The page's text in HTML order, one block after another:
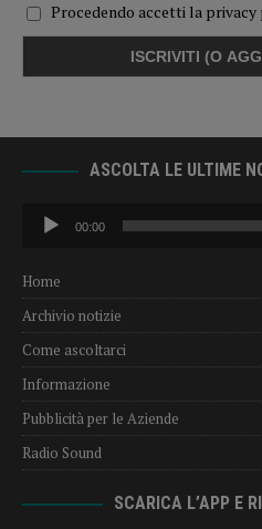
Procedendo accetti la
ASCOLTA LE ULTIME
Audio
Player
00:00
Home
Archivio notizie
Come ascoltarci
Informazione
Pubblicità per le Aziende
Radio Sound
SCARICA L’APP E